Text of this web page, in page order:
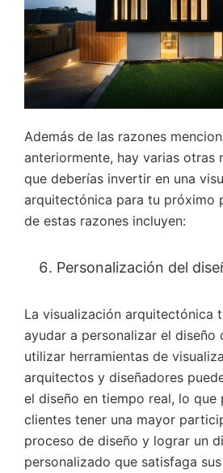
Además de las razones
anteriormente, hay varias otras
que deberías invertir en una
arquitectónica para tu próximo
de estas razones incluyen:
Personalización del
La visualización arquitectónica
ayudar a personalizar el diseño
utilizar herramientas de
arquitectos y diseñadores
el diseño en tiempo real, lo que
clientes tener una mayor
proceso de diseño y lograr un
personalizado que satisfaga